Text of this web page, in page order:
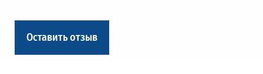
Оставить отзыв